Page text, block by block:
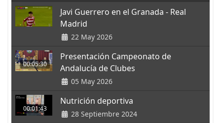
Javi Guerrero en el Granada - Real
Madrid
22 May 2026
00:05:30
Presentación Campeonato de
Andalucía de Clubes
05 May 2026
00:01:43
Nutrición deportiva
28 Septiembre 2024